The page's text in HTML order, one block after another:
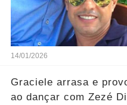
14/01/2026
Graciele arrasa e
ao dançar com Zezé